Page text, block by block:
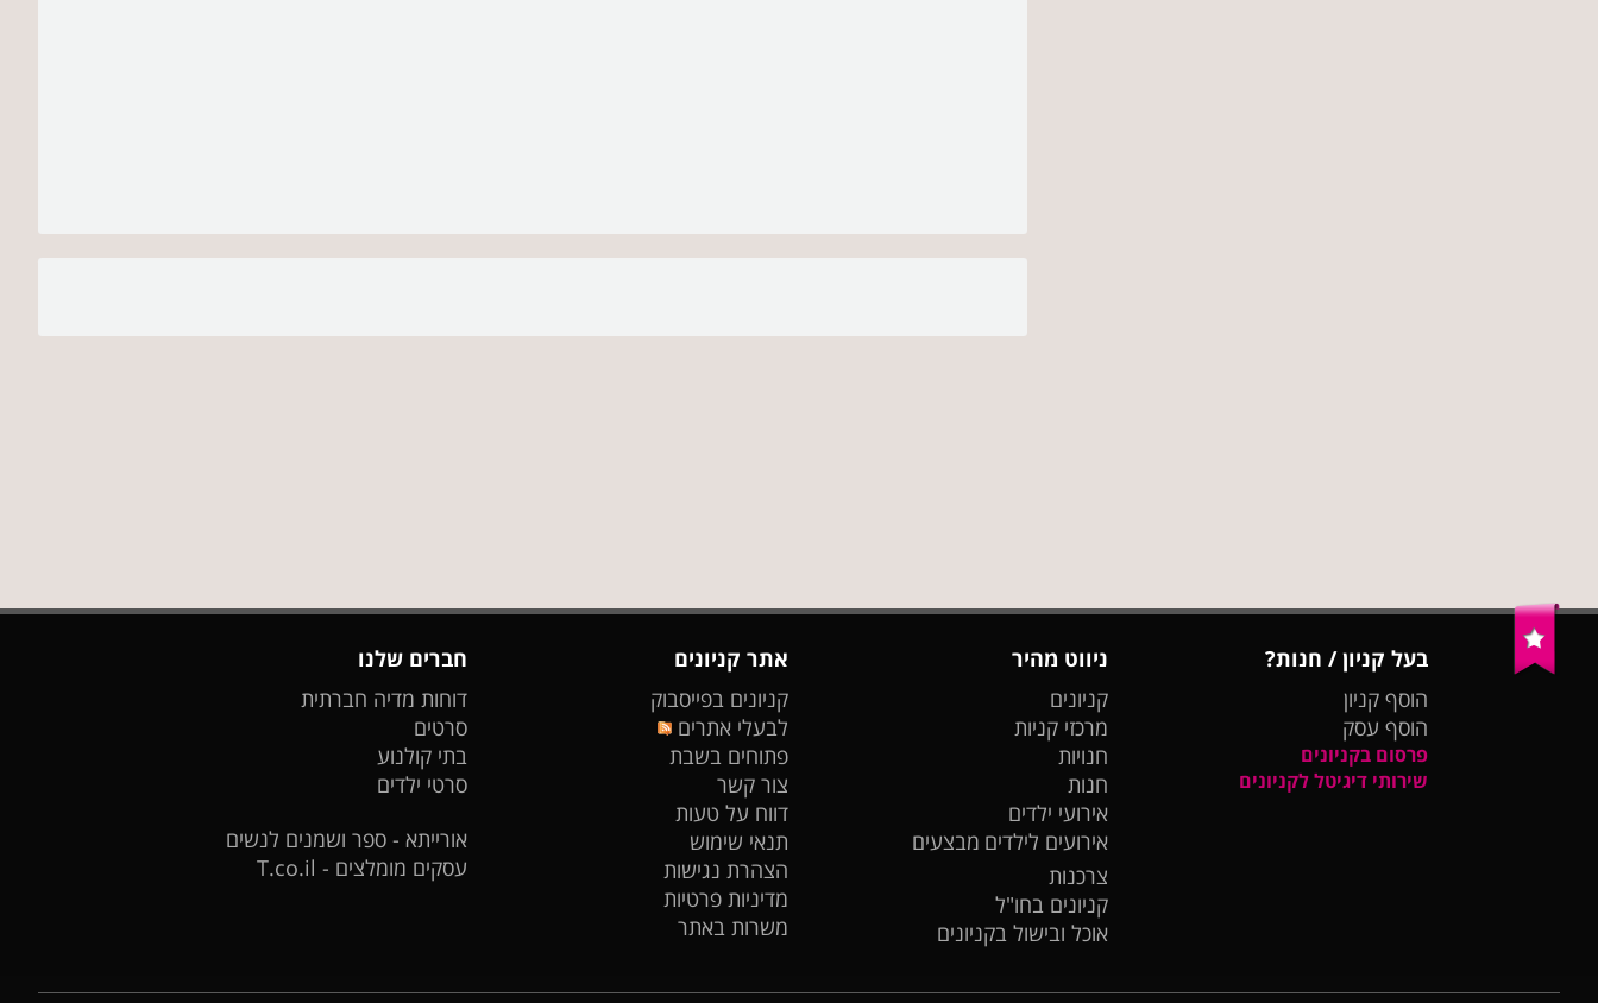
בעל קניון / חנות?
הוסף קניון
הוסף עסק
פרסום בקניונים
שירותי דיגיטל לקניונים
ניווט מהיר
קניונים
מרכזי קניות
חנויות
חנות
אירועי ילדים
אירועים לילדים מבצעים
צרכנות
קניונים בחו"ל
אוכל ובישול בקניונים
אתר קניונים
קניונים בפייסבוק
לבעלי אתרים
פתוחים בשבת
צור קשר
דווח על טעות
תנאי שימוש
הצהרת נגישות
מדיניות פרטיות
משרות באתר
חברים שלנו
דוחות מדיה חברתית
סרטים
בתי קולנוע
סרטי ילדים
אורייתא - ספר ושמנים לנשים
עסקים מומלצים - T.co.il